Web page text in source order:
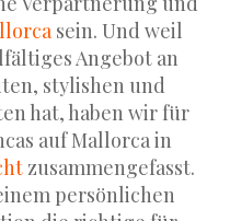
sein. Und weil
Angebot an
stylishen und
hat, haben wir für
auf Mallorca in
zusammengefasst.
persönlichen